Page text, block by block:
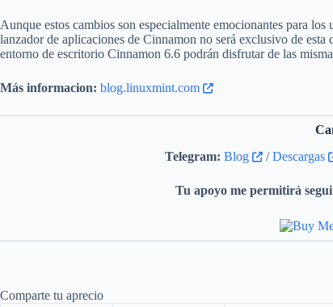
Aunque estos cambios son especialmente emocionantes para
lanzador de aplicaciones de Cinnamon no será exclusivo de
entorno de escritorio Cinnamon 6.6 podrán disfrutar de las
Más informacion: blog.linuxmint.com
Telegram: Blog /Descargas
Tu apoyo me permitirá
Comparte tu aprecio